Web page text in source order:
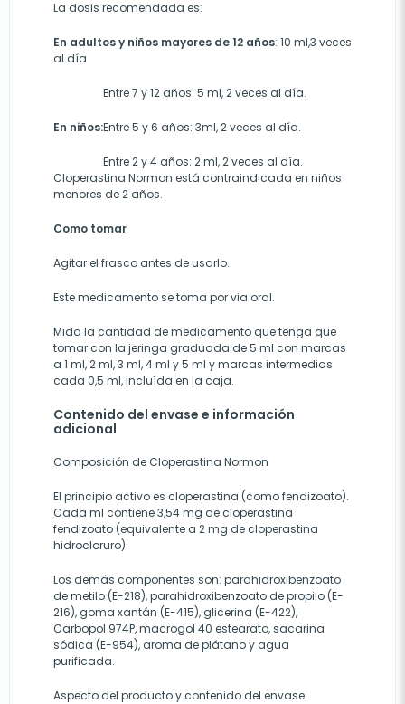
La dosis recomendada es:
En adultos y niños mayores de 12 años: 10 ml,3 veces
al día
En niños:
Entre 7 y 12 años: 5 ml, 2 veces al día.
Entre 5 y 6 años: 3ml, 2 veces al día.
Entre 2 y 4 años: 2 ml, 2 veces al día.
Cloperastina Normon está contraindicada en niños
menores de 2 años.
Como tomar
Agitar el frasco antes de usarlo.
Este medicamento se toma por via oral.
Mida la cantidad de medicamento que tenga que
tomar con la jeringa graduada de 5 ml con marcas
a 1 ml, 2 ml, 3 ml, 4 ml y 5 ml y marcas intermedias
cada 0,5 ml, incluída en la caja.
Contenido del envase e información
adicional
Composición de Cloperastina Normon
El principio activo es cloperastina (como fendizoato).
Cada ml contiene 3,54 mg de cloperastina
fendizoato (equivalente a 2 mg de cloperastina
hidrocloruro).
Los demás componentes son: parahidroxibenzoato
de metilo (E-218), parahidroxibenzoato de propilo (E-
216), goma xantán (E-415), glicerina (E-422),
Carbopol 974P, macrogol 40 estearato, sacarina
sódica (E-954), aroma de plátano y agua
purificada.
Aspecto del producto y contenido del envase